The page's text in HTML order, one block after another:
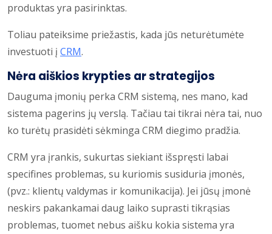
produktas yra pasirinktas.
Toliau pateiksime priežastis, kada jūs neturėtumėte
investuoti į CRM.
Nėra aiškios krypties ar strategijos
Dauguma įmonių perka CRM sistemą, nes mano, kad
sistema pagerins jų verslą. Tačiau tai tikrai nėra tai, nuo
ko turėtų prasidėti sėkminga CRM diegimo pradžia.
CRM yra įrankis, sukurtas siekiant išspręsti labai
specifines problemas, su kuriomis susiduria įmonės,
(pvz.: klientų valdymas ir komunikacija). Jei jūsų įmonė
neskirs pakankamai daug laiko suprasti tikrąsias
problemas, tuomet nebus aišku kokia sistema yra